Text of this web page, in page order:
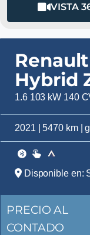
VISTA
Hybrid
1.6 103 kW 140
2021 | 5470 km |
Disponible en:
PRECIO AL
CONTADO